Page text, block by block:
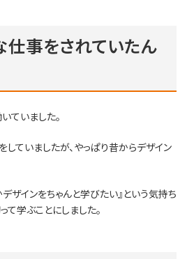
事をされていたん
ていました。
ていましたが、やっぱり昔からデザイン
ザインをちゃんと学びたい』という気持ち
て学ぶことにしました。